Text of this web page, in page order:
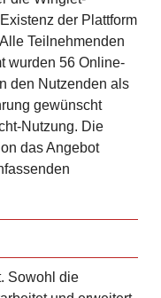
der Plattform
Teilnehmenden
wurden 56 Online-
den Nutzenden als
gewünscht
Nutzung. Die
das Angebot
Sowohl die